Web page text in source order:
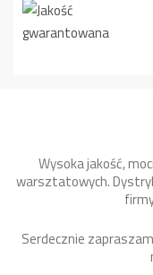
Wysoka jakość,
warsztatowych.
Serdecznie